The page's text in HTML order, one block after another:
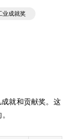
业成就奖
就和贡献奖。这